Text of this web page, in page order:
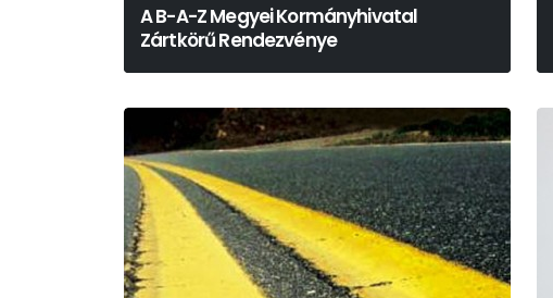
A B-A-Z Megyei Kormányhivatal
Zártkörű Rendezvénye